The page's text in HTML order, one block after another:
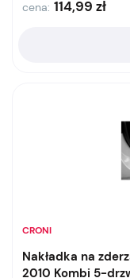
cena: 114,99 zł
CRONI
Nakładka na
2010 Kombi 5-